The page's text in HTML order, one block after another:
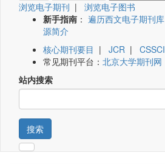
浏览电子期刊 | 浏览电子图书
新手指南 ： 遍历西文电子期刊库
源简介
核心期刊要目 | JCR | CSSCI
常见期刊平台： 北京大学期刊网
站内搜索
搜索